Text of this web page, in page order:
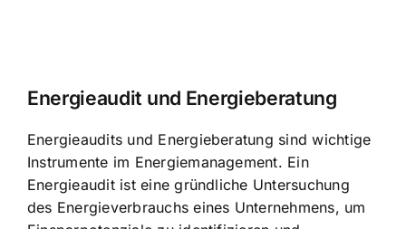
Energieaudit und Energieberatung
Energieaudits und Energieberatung sind wichtige
Instrumente im Energiemanagement. Ein
Energieaudit ist eine gründliche Untersuchung
des Energieverbrauchs eines Unternehmens, um